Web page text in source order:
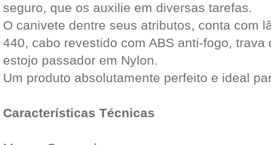
seguro, que os auxilie em diversas tarefas.
O canivete dentre seus atributos, conta com
440, cabo revestido com ABS anti-fogo, trava
estojo passador em Nylon.
Um produto absolutamente perfeito e ideal
Características Técnicas